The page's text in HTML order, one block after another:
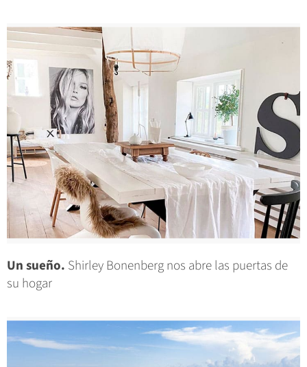
Un sueño. Shirley Bonenberg nos abre las puertas de
su hogar